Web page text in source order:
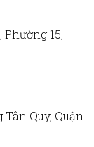
Phường 15,
Tân Quy, Quận